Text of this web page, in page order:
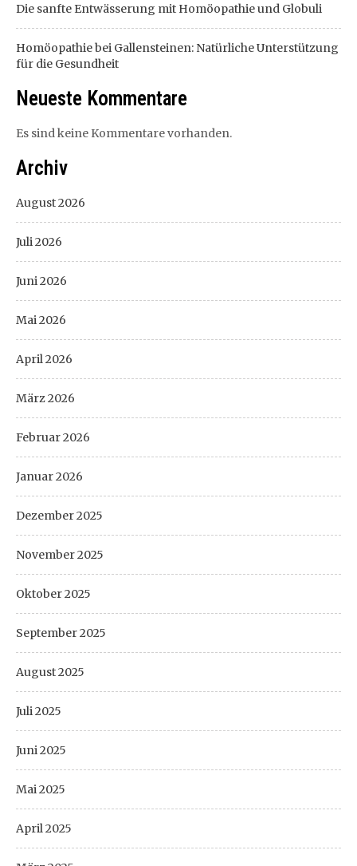
Die sanfte Entwässerung mit Homöopathie und Globuli
Homöopathie bei Gallensteinen: Natürliche Unterstützung
für die Gesundheit
Neueste Kommentare
Es sind keine Kommentare vorhanden.
Archiv
August 2026
Juli 2026
Juni 2026
Mai 2026
April 2026
März 2026
Februar 2026
Januar 2026
Dezember 2025
November 2025
Oktober 2025
September 2025
August 2025
Juli 2025
Juni 2025
Mai 2025
April 2025